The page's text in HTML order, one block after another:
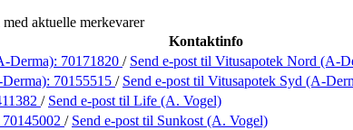
aktuelle merkevarer
Kontaktinfo
Derma): 70171820 / Send e-post til Vitusapotek Nord (A-
70155515 / Send e-post til Vitusapotek Syd (A-
/ Send e-post til Life (A. Vogel)
70145002 / Send e-post til Sunkost (A. Vogel)